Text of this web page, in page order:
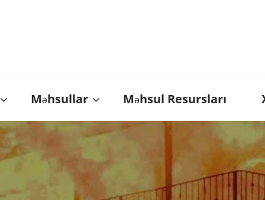
Məhsullar Məhsul Resursları